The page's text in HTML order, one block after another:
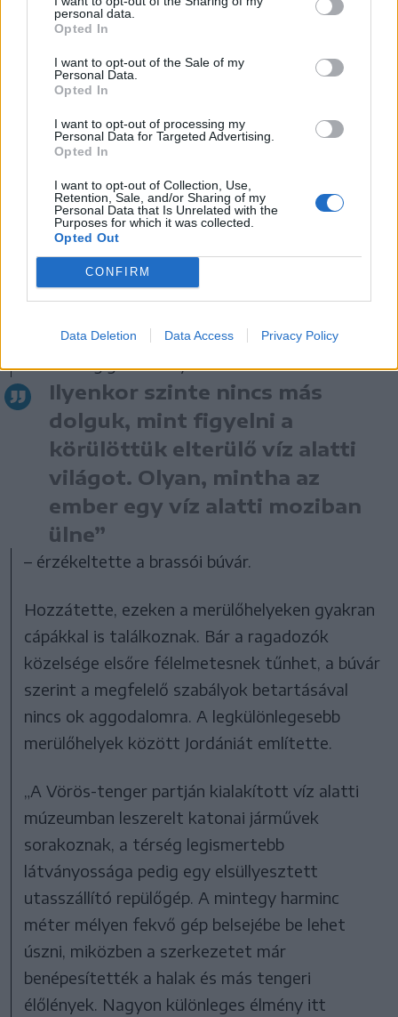
personal data.
Opted In
I want to opt-out of the Sale of my
Personal Data.
Opted In
I want to opt-out of processing my
Personal Data for Targeted Advertising.
Opted In
I want to opt-out of Collection, Use,
Retention, Sale, and/or Sharing of my
Personal Data that Is Unrelated with the
Purposes for which it was collected.
Opted Out
CONFIRM
Data Deletion Data Access Privacy Policy
tenger mélyén
maradt-e még olyan tapasztalat, amely
különösen emlékezetes számára, Szabó Kolos
a mélymerüléseket emelte ki, továbbá a világ
különböző tengereiben látottak is maradandó
emlékeket jelentenek számára. Mint mondta,
rendszeresen vezet többnapos búvártúrákat a
Vörös-tenger déli részén, ahol a résztvevők
akár egy teljes hetet is hajón töltenek,
naponta több merülést végrehajtva. Különösen
merüléseket, amikor a búvárokat a sodrás
vezeti végig a zátonyok mentén.
Ilyenkor szinte nincs más
dolguk, mint figyelni a
körülöttük elterülő víz alatti
világot. Olyan, mintha az
ember egy víz alatti moziban
ülne”
– érzékeltette a brassói búvár.
Hozzátette, ezeken a merülőhelyeken gyakran
cápákkal is találkoznak. Bár a ragadozók
közelsége elsőre félelmetesnek tűnhet, a búvár
szerint a megfelelő szabályok betartásával
nincs ok aggodalomra. A legkülönlegesebb
merülőhelyek között Jordániát említette.
„A Vörös-tenger partján kialakított víz alatti
múzeumban leszerelt katonai járművek
sorakoznak, a térség legismertebb
látványossága pedig egy elsüllyesztett
utasszállító repülőgép. A mintegy harminc
méter mélyen fekvő gép belsejébe be lehet
úszni, miközben a szerkezetet már
benépesítették a halak és más tengeri
élőlények. Nagyon különleges élmény itt